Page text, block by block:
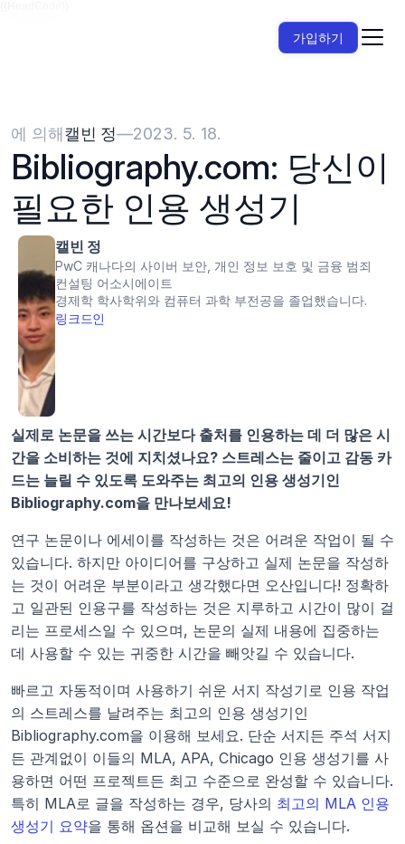
가입하기
에 의해캘빈 정—2023. 5. 18.
Bibliography.com: 당신이
필요한 인용 생성기
캘빈 정
PwC 캐나다의 사이버 보안, 개인 정보 보호 및 금융 범죄
컨설팅 어소시에이트
경제학 학사학위와 컴퓨터 과학 부전공을 졸업했습니다.
링크드인
실제로 논문을 쓰는 시간보다 출처를 인용하는 데 더 많은 시
간을 소비하는 것에 지치셨나요? 스트레스는 줄이고 감동 카
드는 늘릴 수 있도록 도와주는 최고의 인용 생성기인
Bibliography.com을 만나보세요!
연구 논문이나 에세이를 작성하는 것은 어려운 작업이 될 수
있습니다. 하지만 아이디어를 구상하고 실제 논문을 작성하
는 것이 어려운 부분이라고 생각했다면 오산입니다! 정확하
고 일관된 인용구를 작성하는 것은 지루하고 시간이 많이 걸
리는 프로세스일 수 있으며, 논문의 실제 내용에 집중하는
데 사용할 수 있는 귀중한 시간을 빼앗길 수 있습니다.
빠르고 자동적이며 사용하기 쉬운 서지 작성기로 인용 작업
의 스트레스를 날려주는 최고의 인용 생성기인
Bibliography.com을 이용해 보세요. 단순 서지든 주석 서지
든 관계없이 이들의 MLA, APA, Chicago 인용 생성기를 사
용하면 어떤 프로젝트든 최고 수준으로 완성할 수 있습니다.
특히 MLA로 글을 작성하는 경우, 당사의 최고의 MLA 인용
생성기 요약을 통해 옵션을 비교해 보실 수 있습니다.